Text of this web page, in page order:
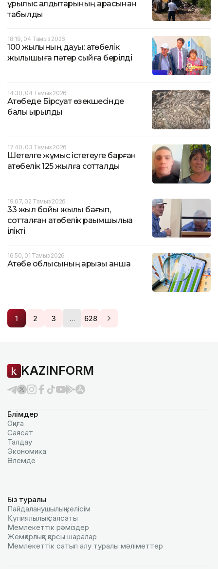
құрылыс қалдықтарының арасынан
табылды
18:19, 04 Тамыз 2026
100 жылқының дауы: ақтөбелік
жылқышыға пәтер сыйға берілді
14:30, 04 Тамыз 2026
Ақтөбеде Бірсуат өзекшесінде
балық қырылды
17:40, 03 Тамыз 2026
Шетелге жұмыс істетеуге барған
ақтөбелік 125 жылға сотталды
19:07, 02 Тамыз 2026
33 жыл бойы жылқы бағып,
сотталған ақтөбелік рақымшылыққа
ілікті
16:50, 01 Тамыз 2026
Ақтөбе облысының қарызы қанша
1 2 3 … 628
KAZINFORM
Бөлімдер
Оқиға
Саясат
Талдау
Экономика
Әлемде
Біз туралы
Пайдаланушылық келiciм
Құпиялылық саясаты
Мемлекеттік рәміздер
Жемқорлыққа қарсы шаралар
Мемлекеттік сатып алу туралы мәлiметтер